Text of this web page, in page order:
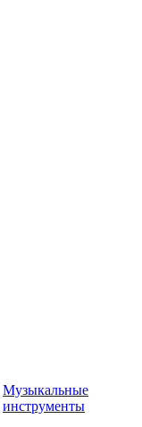
Музыкальные
инструменты